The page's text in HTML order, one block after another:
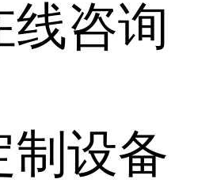
线咨询
制设备